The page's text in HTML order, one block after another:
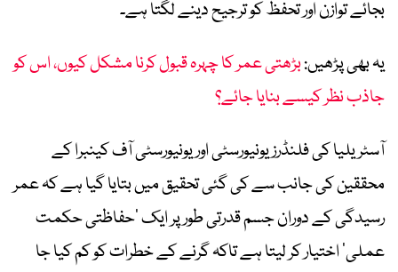
بجائے توازن اور تحفظ کو ترجیح دینے لگتا ہے۔
یہ بھی پڑھیں:بڑھتی عمر کا چہرہ قبول کرنا مشکل کیوں، اس کو
جاذب نظر کیسے بنایا جائے؟
آسٹریلیا کی فلنڈرز یونیورسٹی اور یونیورسٹی آف کینبرا کے
محققین کی جانب سے کی گئی تحقیق میں بتایا گیا ہے کہ عمر
رسیدگی کے دوران جسم قدرتی طور پر ایک ’حفاظتی حکمت
عملی‘ اختیار کر لیتا ہے تاکہ گرنے کے خطرات کو کم کیا جا